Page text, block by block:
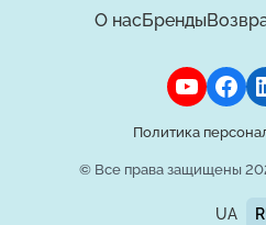
О насБренды
Политика
© Все права защищены
UA